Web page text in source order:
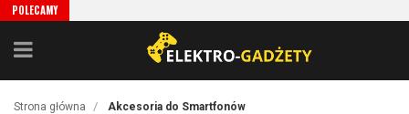
POLECAMY
Strona główna / Akcesoria do Smartfonów